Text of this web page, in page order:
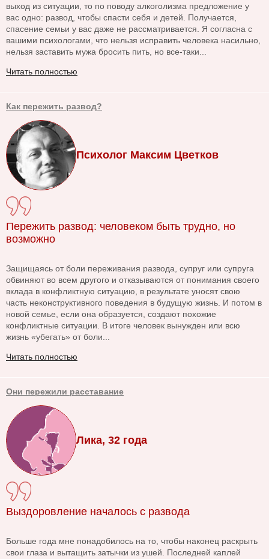
выход из ситуации, то по поводу алкоголизма предложение у
вас одно: развод, чтобы спасти себя и детей. Получается,
спасение семьи у вас даже не рассматривается. Я согласна с
вашими психологами, что нельзя исправить человека насильно,
нельзя заставить мужа бросить пить, но все-таки...
Читать полностью
Как пережить развод?
Психолог Максим Цветков
Пережить развод: человеком быть трудно, но
возможно
Защищаясь от боли переживания развода, супруг или супруга
обвиняют во всем другого и отказываются от понимания своего
вклада в конфликтную ситуацию, в результате уносят свою
часть неконструктивного поведения в будущую жизнь. И потом в
новой семье, если она образуется, создают похожие
конфликтные ситуации. В итоге человек вынужден или всю
жизнь «убегать» от боли...
Читать полностью
Они пережили расставание
Лика, 32 года
Выздоровление началось с развода
Больше года мне понадобилось на то, чтобы наконец раскрыть
свои глаза и вытащить затычки из ушей. Последней каплей